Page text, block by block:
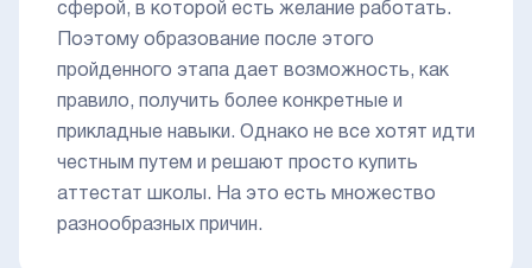
сферой, в которой есть желание работать.
Поэтому образование после этого
пройденного этапа дает возможность, как
правило, получить более конкретные и
прикладные навыки. Однако не все хотят идти
честным путем и решают просто купить
аттестат школы. На это есть множество
разнообразных причин.